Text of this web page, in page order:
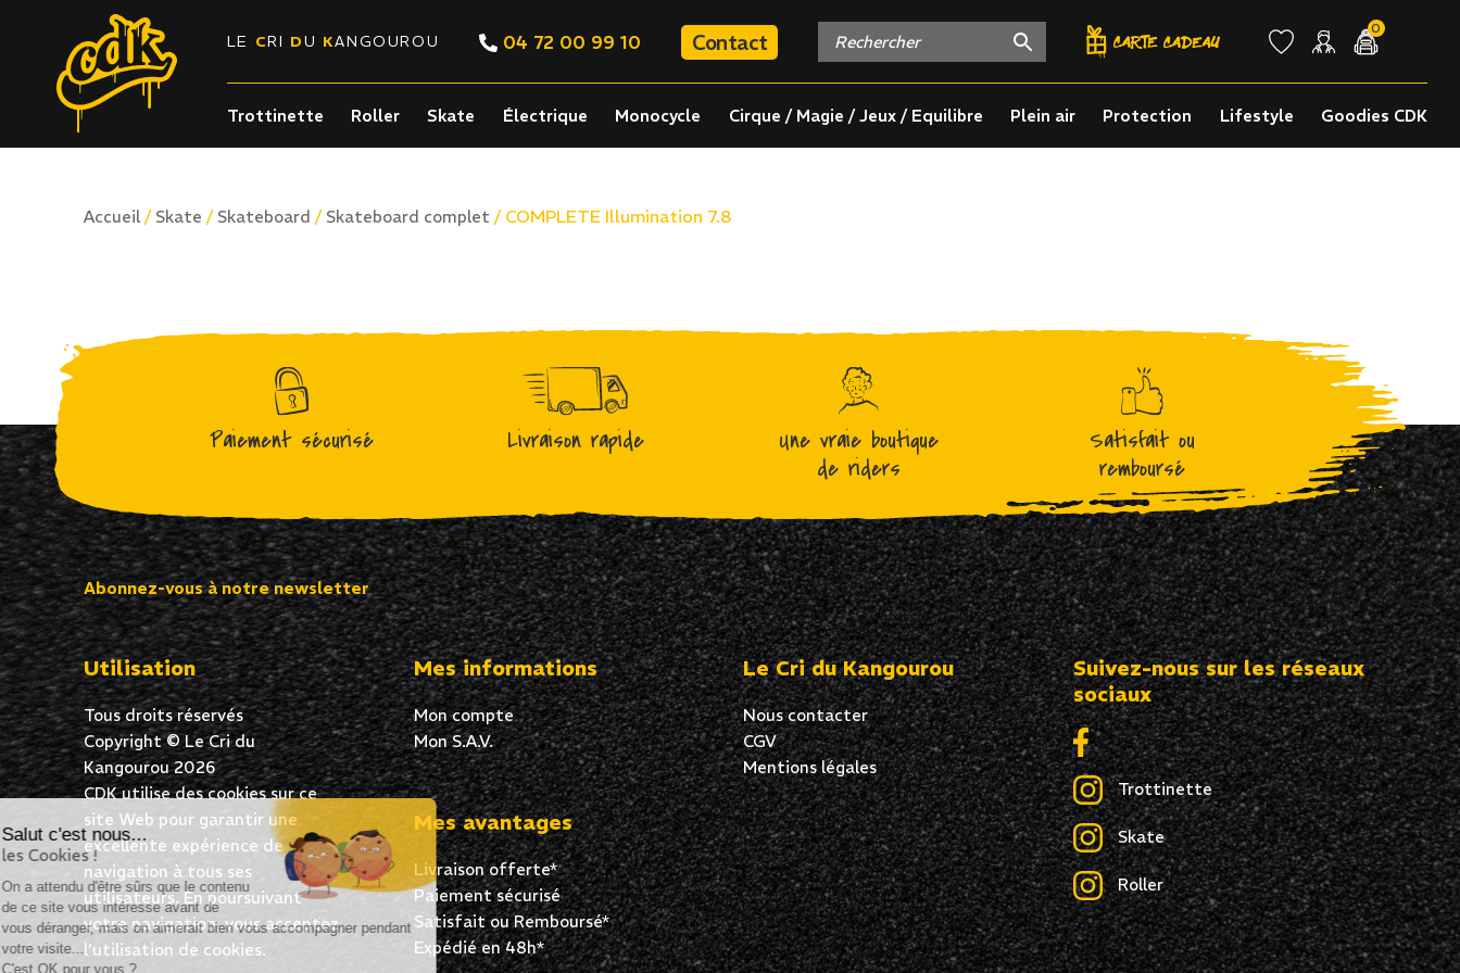
Salut c'est nous...
les Cookies !
On a attendu d'être sûrs que le contenu
de ce site vous intéresse avant de
vous déranger, mais on aimerait bien vous accompagner pendant
votre visite...
C'est OK pour vous ?
LE CRI DU KANGOUROU 04 72 00 99 10 Contact
0
Trottinette Roller Skate Électrique Monocycle Cirque / Magie / Jeux / Equilibre Plein air Protection Lifestyle Goodies CDK
Accueil / Skate / Skateboard / Skateboard complet / COMPLETE Illumination 7.8
Paiement sécurisé Livraison rapide
Une vraie boutique
de riders
Satisfait ou
remboursé
Abonnez-vous à notre newsletter
Utilisation
Tous droits réservés
Copyright © Le Cri du
Kangourou 2026
CDK utilise des cookies sur ce
site Web pour garantir une
excellente expérience de
navigation à tous ses
utilisateurs. En poursuivant
votre navigation, vous acceptez
l’utilisation de cookies.
Mes informations
Mon compte
Mon S.A.V.
Mes avantages
Livraison offerte*
Paiement sécurisé
Satisfait ou Remboursé*
Expédié en 48h*
Le Cri du Kangourou
Nous contacter
CGV
Mentions légales
Suivez-nous sur les réseaux
sociaux
Trottinette
Skate
Roller